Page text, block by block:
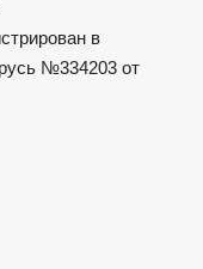
в
№334203 от